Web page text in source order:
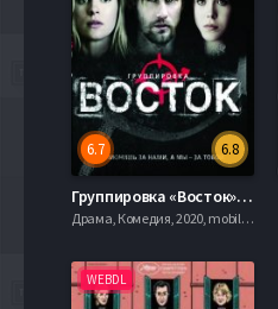
6.8
6.7
Группировка «Восток» (2013)
Драма, Комедия, 2020, mobilen
WEBDL